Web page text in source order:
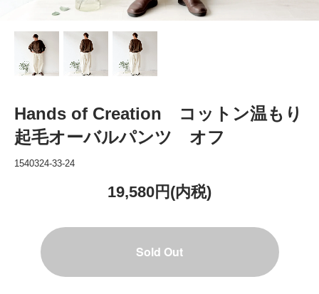
Hands of Creation コットン温もり
起毛オーバルパンツ オフ
1540324-33-24
19,580円(内税)
Sold Out